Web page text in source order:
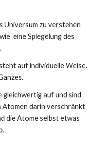
Universum zu verstehen
eine Spiegelung des
auf individuelle Weise.
gleichwertig auf und sind
Atomen darin verschränkt
die Atome selbst etwas